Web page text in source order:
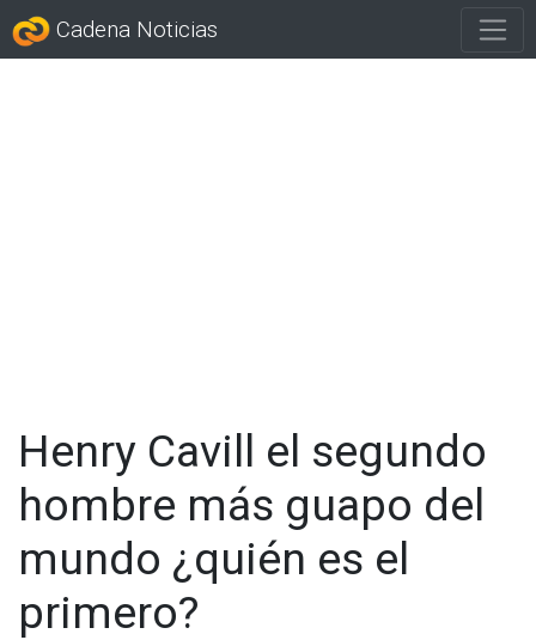
Cadena Noticias
Henry Cavill el segundo
hombre más guapo del
mundo ¿quién es el
primero?